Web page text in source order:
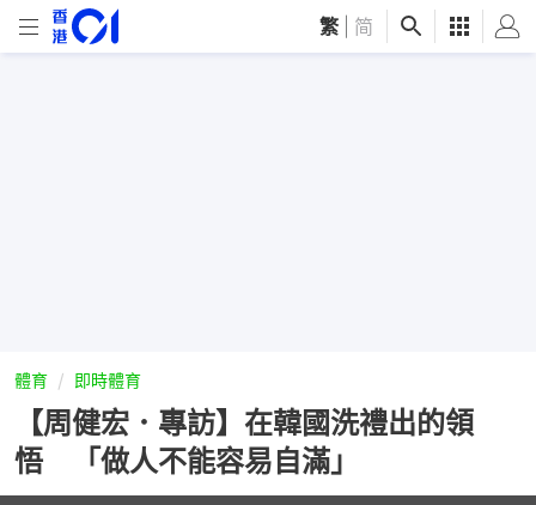
繁 简
體育 即時體育
【周健宏．專訪】在韓國洗禮出的領
悟 「做人不能容易自滿」